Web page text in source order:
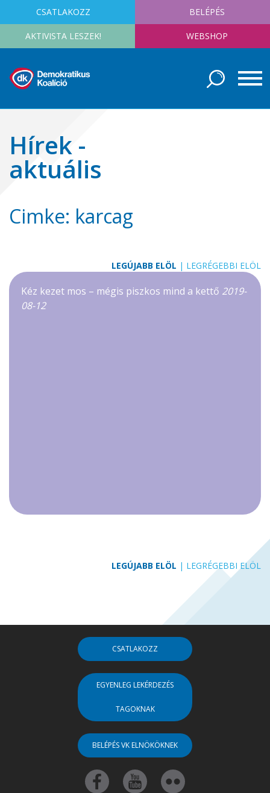
CSATLAKOZZ BELÉPÉS
AKTIVISTA LESZEK! WEBSHOP
Hírek -
aktuális
Cimke: karcag
LEGÚJABB ELÖL | LEGRÉGEBBI ELÖL
Kéz kezet mos – mégis piszkos mind a kettő 2019-
08-12
LEGÚJABB ELÖL | LEGRÉGEBBI ELÖL
CSATLAKOZZ
EGYENLEG LEKÉRDEZÉS
TAGOKNAK
BELÉPÉS VK ELNÖKÖKNEK